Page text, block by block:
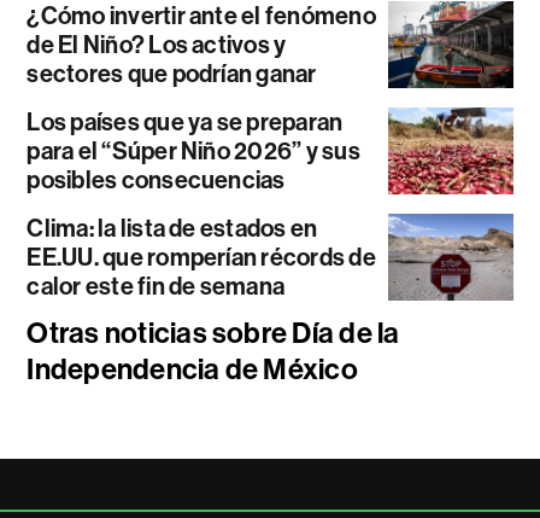
¿Cómo invertir ante el fenómeno
de El Niño? Los activos y
sectores que podrían ganar
Los países que ya se preparan
para el “Súper Niño 2026” y sus
posibles consecuencias
Clima: la lista de estados en
EE.UU. que romperían récords de
calor este fin de semana
Otras noticias sobre Día de la
Independencia de México